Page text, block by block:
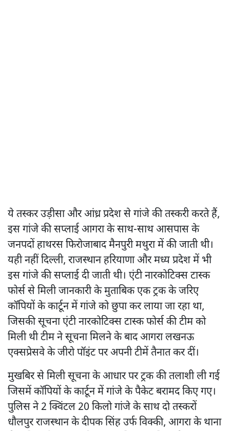
ये तस्कर उड़ीसा और आंध्र प्रदेश से गांजे की तस्करी करते हैं,
इस गांजे की सप्लाई आगरा के साथ-साथ आसपास के
जनपदों हाथरस फिरोजाबाद मैनपुरी मथुरा में की जाती थी।
यही नहीं दिल्ली, राजस्थान हरियाणा और मध्य प्रदेश में भी
इस गांजे की सप्लाई दी जाती थी। एंटी नारकोटिक्स टास्क
फोर्स से मिली जानकारी के मुताबिक एक ट्रक के जरिए
कॉपियों के कार्टून में गांजे को छुपा कर लाया जा रहा था,
जिसकी सूचना एंटी नारकोटिक्स टास्क फोर्स की टीम को
मिली थी टीम ने सूचना मिलने के बाद आगरा लखनऊ
एक्सप्रेसवे के जीरो पॉइंट पर अपनी टीमें तैनात कर दीं।
मुखबिर से मिली सूचना के आधार पर ट्रक की तलाशी ली गई
जिसमें कॉपियों के कार्टून में गांजे के पैकेट बरामद किए गए।
पुलिस ने 2 क्विंटल 20 किलो गांजे के साथ दो तस्करों
धौलपुर राजस्थान के दीपक सिंह उर्फ विक्की, आगरा के थाना